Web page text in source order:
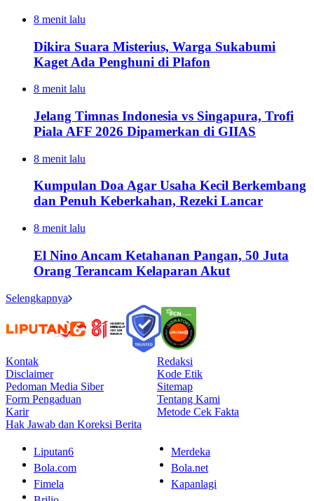
8 menit lalu
Dikira Suara Misterius, Warga Sukabumi
Kaget Ada Penghuni di Plafon
8 menit lalu
Jelang Timnas Indonesia vs Singapura, Trofi
Piala AFF 2026 Dipamerkan di GIIAS
8 menit lalu
Kumpulan Doa Agar Usaha Kecil Berkembang
dan Penuh Keberkahan, Rezeki Lancar
8 menit lalu
El Nino Ancam Ketahanan Pangan, 50 Juta
Orang Terancam Kelaparan Akut
Selengkapnya
Kontak
Redaksi
Disclaimer
Kode Etik
Pedoman Media Siber
Sitemap
Form Pengaduan
Tentang Kami
Karir
Metode Cek Fakta
Hak Jawab dan Koreksi Berita
Liputan6
Merdeka
Bola.com
Bola.net
Fimela
Kapanlagi